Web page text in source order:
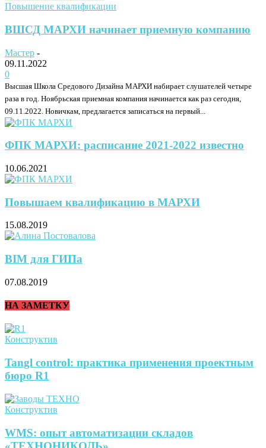
Повышение квалификации
ВШСД МАРХИ начинает приемную компанию
Мастер -
09.11.2022
0
Высшая Школа Средового Дизайна МАРХИ набирает слушателей четыре
раза в год. Ноябрьская приемная компания начинается как раз сегодня,
09.11.2022. Новичкам, предлагается записаться на первый...
ФПК МАРХИ: расписание 2021-2022 известно
10.06.2021
Повышаем квалификацию в МАРХИ
15.08.2019
BIM для ГИПа
07.08.2019
НА ЗАМЕТКУ
Конструктив
Tangl control: практика применения проектным
бюро R1
Конструктив
WMS: опыт автоматизации складов